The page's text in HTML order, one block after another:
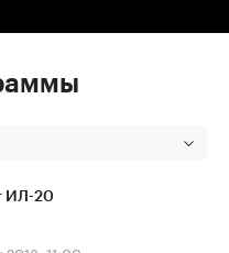
ИЛ-20